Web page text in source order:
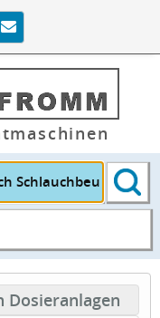
Dosieranlagen